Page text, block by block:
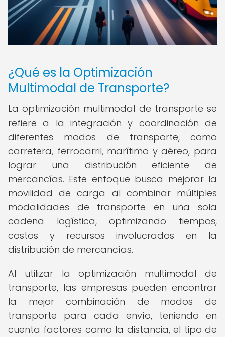
¿Qué es la Optimización
Multimodal de Transporte?
La optimización multimodal de transporte se
refiere a la integración y coordinación de
diferentes modos de transporte, como
carretera, ferrocarril, marítimo y aéreo, para
lograr una distribución eficiente de
mercancías. Este enfoque busca mejorar la
movilidad de carga al combinar múltiples
modalidades de transporte en una sola
cadena logística, optimizando tiempos,
costos y recursos involucrados en la
distribución de mercancías.
Al utilizar la optimización multimodal de
transporte, las empresas pueden encontrar
la mejor combinación de modos de
transporte para cada envío, teniendo en
cuenta factores como la distancia, el tipo de